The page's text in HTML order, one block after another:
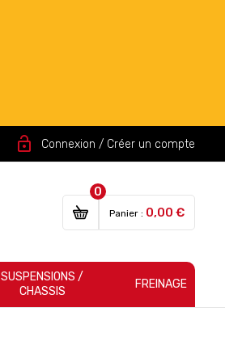
lock_open Connexion / Créer un compte
0
Panier : 0,00 €
SUSPENSIONS /
CHASSIS
FREINAGE